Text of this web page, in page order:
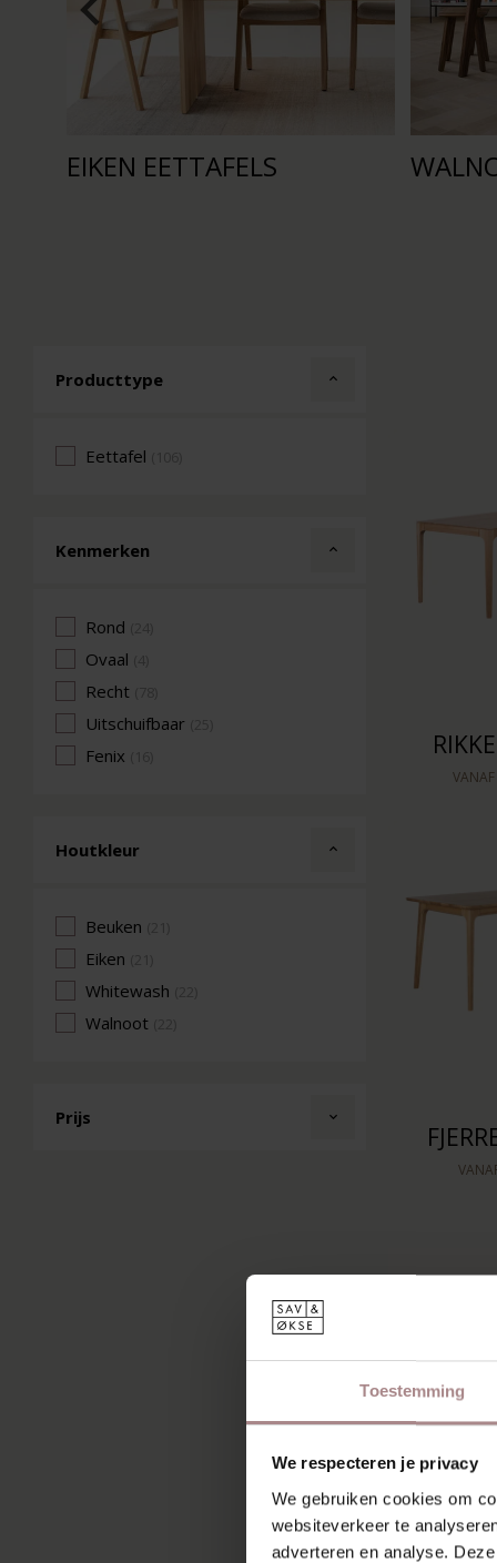
Toestemming
We respecteren je privacy
We gebruiken cookies om
websiteverkeer te
adverteren en analyse.
EIKEN EETTAFELS
Producttype
Eettafel
Kenmerken
Rond
Ovaal
Recht
Uitschuifbaar
Fenix
Houtkleur
Beuken
Eiken
Whitewash
Walnoot
Prijs
VANAF